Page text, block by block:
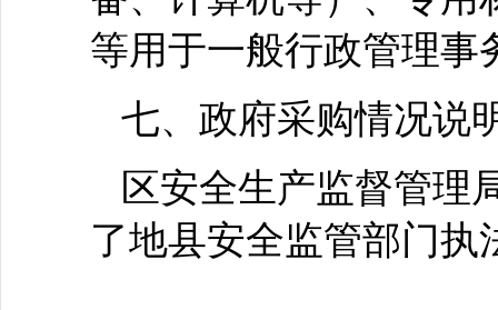
等用于一般行政管理事
七、政府采购情况说
区安全生产监督管理
了地县安全监管部门执